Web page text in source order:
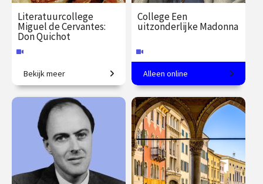
Literatuurcollege
Miguel de Cervantes:
Don Quichot
Een eeuwenoude satire.
€ 35.00
vanaf 20
sep.
Online
Bekijk meer
College Een
uitzonderlijke Madonna
Martijn Pieters over
kunstenaar Fouquet en zijn
mecenas Chevalier.
€ 35.00
vanaf 6
okt.
Online
Alleen online